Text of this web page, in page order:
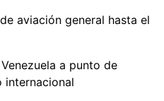
aviación general hasta el
a punto de
internacional